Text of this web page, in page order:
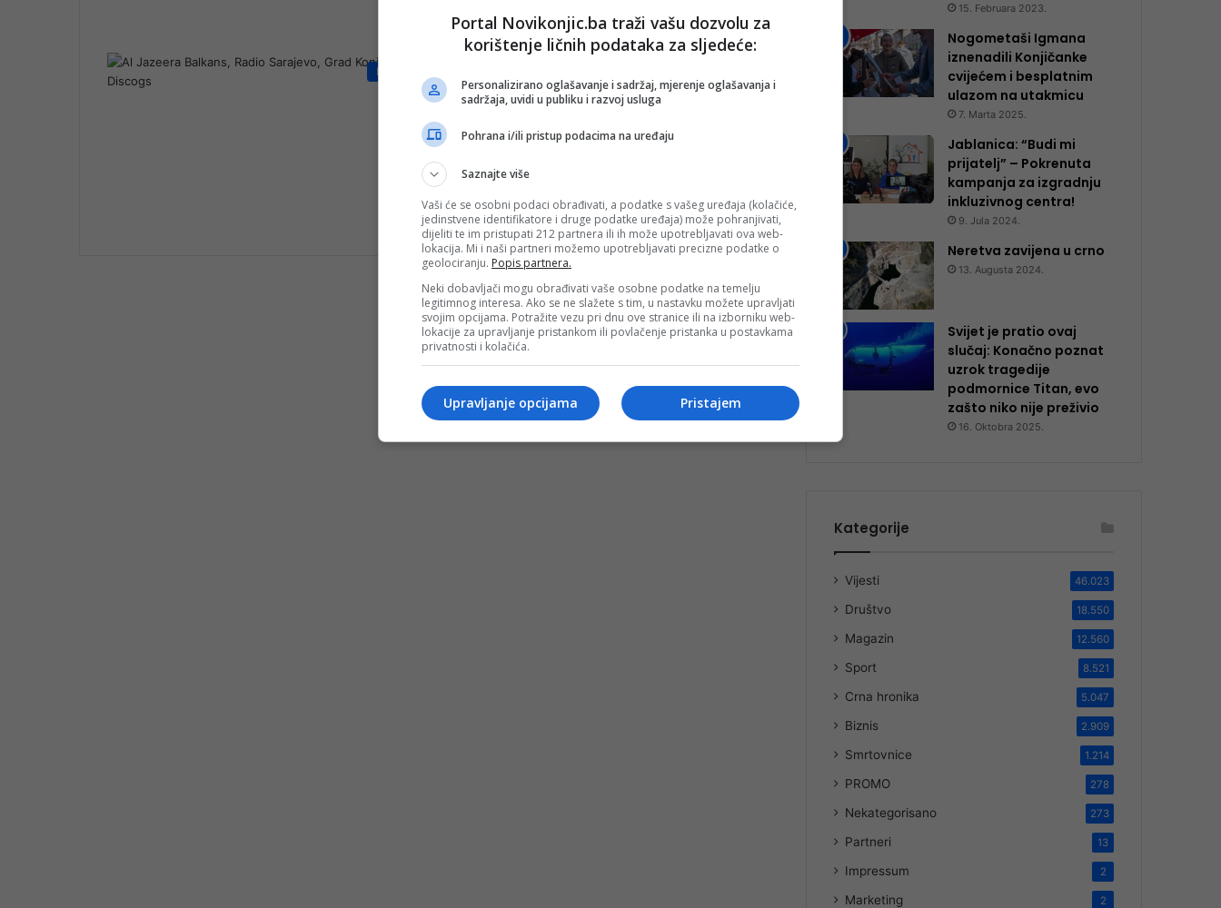
Društvo
“Djevojke s Neretve” – Simbol
jednog vremena
Jedna od najvećih znamenitosti grada Konjica
svečano otvorena obnovljena kultna Kamena…
Pročitaj više
15. Februara 2023.
Nogometaši Igmana
iznenadili Konjičanke
cvijećem i besplatnim
ulazom na utakmicu
7. Marta 2025.
Jablanica: “Budi mi
prijatelj” – Pokrenuta
kampanja za izgradnju
inkluzivnog centra!
9. Jula 2024.
Neretva zavijena u crno
13. Augusta 2024.
Svijet je pratio ovaj
slučaj: Konačno poznat
uzrok tragedije
podmornice Titan, evo
zašto niko nije preživio
16. Oktobra 2025.
Kategorije
Vijesti 46.023
Društvo 18.550
Magazin 12.560
Sport 8.521
Crna hronika 5.047
Biznis 2.909
Smrtovnice 1.214
PROMO 278
Nekategorisano 273
Partneri 13
Impressum 2
Marketing 2
Portal Novikonjic.ba traži vašu dozvolu za
korištenje ličnih podataka za sljedeće:
Personalizirano oglašavanje i sadržaj, mjerenje oglašavanja i
sadržaja, uvidi u publiku i razvoj usluga
Pohrana i/ili pristup podacima na uređaju
Saznajte više
Vaši će se osobni podaci obrađivati, a podatke s vašeg uređaja (kolačiće,
jedinstvene identifikatore i druge podatke uređaja) može pohranjivati,
dijeliti te im pristupati 212 partnera ili ih može upotrebljavati ova web-
lokacija. Mi i naši partneri možemo upotrebljavati precizne podatke o
geolociranju. Popis partnera.
Neki dobavljači mogu obrađivati vaše osobne podatke na temelju
legitimnog interesa. Ako se ne slažete s tim, u nastavku možete upravljati
svojim opcijama. Potražite vezu pri dnu ove stranice ili na izborniku web-
lokacije za upravljanje pristankom ili povlačenje pristanka u postavkama
privatnosti i kolačića.
Pristajem
Upravljanje opcijama